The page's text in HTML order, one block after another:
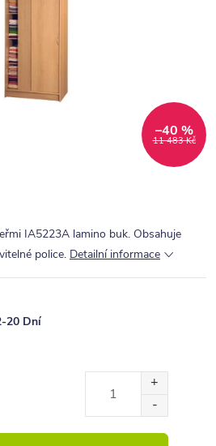
11 483 Kč
–40 %
IA5223A lamino buk. Obsahuje
police. Detailní informace
20 Dní